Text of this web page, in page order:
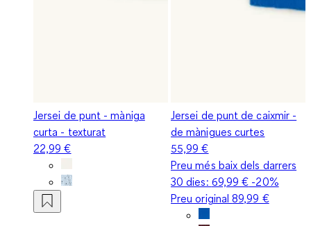
Jersei de punt - màniga
curta - texturat
22,99 €
Jersei de punt de caixmir -
de mànigues curtes
55,99 €
Preu més baix dels darrers
30 dies: 69,99 € -20%
Preu original89,99 €